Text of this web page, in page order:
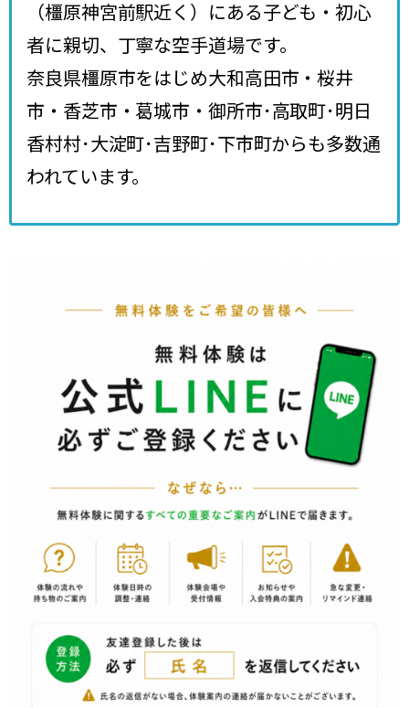
（橿原神宮前駅近く）にある子ども・初心
者に親切、丁寧な空手道場です。
奈良県橿原市をはじめ大和高田市・桜井
市・香芝市・葛城市・御所市･高取町･明日
香村村･大淀町･吉野町･下市町からも多数通
われています。